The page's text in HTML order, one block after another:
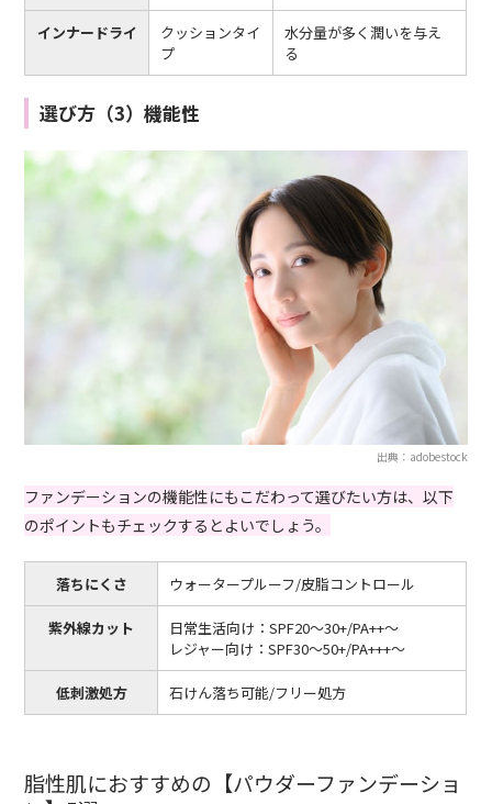
インナードライ
クッションタイ
プ
水分量が多く潤いを与え
る
選び方（3）機能性
出典：adobestock
ファンデーションの機能性にもこだわって選びたい方は、以下
のポイントもチェックするとよいでしょう。
落ちにくさ ウォータープルーフ/皮脂コントロール
紫外線カット
日常生活向け：SPF20～30+/PA++～
レジャー向け：SPF30～50+/PA+++～
低刺激処方 石けん落ち可能/フリー処方
脂性肌におすすめの【パウダーファンデーショ